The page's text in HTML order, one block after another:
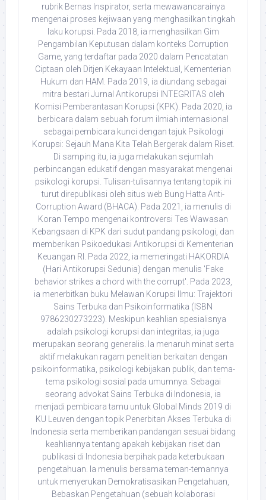
rubrik Bernas Inspirator, serta mewawancarainya
mengenai proses kejiwaan yang menghasilkan tingkah
laku korupsi. Pada 2018, ia menghasilkan Gim
Pengambilan Keputusan dalam konteks Corruption
Game, yang terdaftar pada 2020 dalam Pencatatan
Ciptaan oleh Ditjen Kekayaan Intelektual, Kementerian
Hukum dan HAM. Pada 2019, ia diundang sebagai
mitra bestari Jurnal Antikorupsi INTEGRITAS oleh
Komisi Pemberantasan Korupsi (KPK). Pada 2020, ia
berbicara dalam sebuah forum ilmiah internasional
sebagai pembicara kunci dengan tajuk Psikologi
Korupsi: Sejauh Mana Kita Telah Bergerak dalam Riset.
Di samping itu, ia juga melakukan sejumlah
perbincangan edukatif dengan masyarakat mengenai
psikologi korupsi. Tulisan-tulisannya tentang topik ini
turut direpublikasi oleh situs web Bung Hatta Anti-
Corruption Award (BHACA). Pada 2021, ia menulis di
Koran Tempo mengenai kontroversi Tes Wawasan
Kebangsaan di KPK dari sudut pandang psikologi, dan
memberikan Psikoedukasi Antikorupsi di Kementerian
Keuangan RI. Pada 2022, ia memeringati HAKORDIA
(Hari Antikorupsi Sedunia) dengan menulis 'Fake
behavior strikes a chord with the corrupt'. Pada 2023,
ia menerbitkan buku Melawan Korupsi Ilmu: Trajektori
Sains Terbuka dan Psikoinformatika (ISBN
9786230273223). Meskipun keahlian spesialisnya
adalah psikologi korupsi dan integritas, ia juga
merupakan seorang generalis. Ia menaruh minat serta
aktif melakukan ragam penelitian berkaitan dengan
psikoinformatika, psikologi kebijakan publik, dan tema-
tema psikologi sosial pada umumnya. Sebagai
seorang advokat Sains Terbuka di Indonesia, ia
menjadi pembicara tamu untuk Global Minds 2019 di
KU Leuven dengan topik Penerbitan Akses Terbuka di
Indonesia serta memberikan pandangan sesuai bidang
keahliannya tentang apakah kebijakan riset dan
publikasi di Indonesia berpihak pada keterbukaan
pengetahuan. Ia menulis bersama teman-temannya
untuk menyerukan Demokratisasikan Pengetahuan,
Bebaskan Pengetahuan (sebuah kolaborasi